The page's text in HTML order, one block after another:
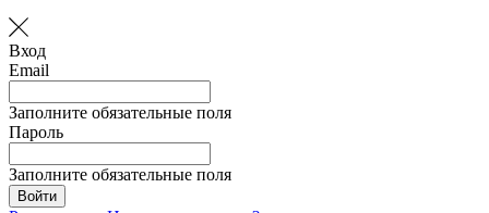
Вход
Email
Заполните обязательные поля
Пароль
Заполните обязательные поля
Войти